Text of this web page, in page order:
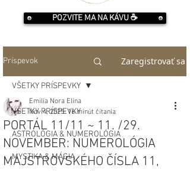
POZVITE MA NA KÁVU ☕️
Príspevok Zaregistrovať sa
VŠETKY PRÍSPEVKY
ASTROLÓGIA & NUMEROLÓGIA
MYSTIKA & MÁGIA
VŠETKY PRÍSPEVKY
PORTÁL 11/11 ~ 11. /29.
NOVEMBER: NUMEROLÓGIA
MAJSTROVSKÉHO ČÍSLA 11,
Emilia Nora Elina
Nov 4, 2025 16 minút čítania